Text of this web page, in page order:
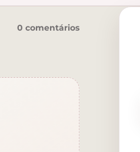
0 comentários